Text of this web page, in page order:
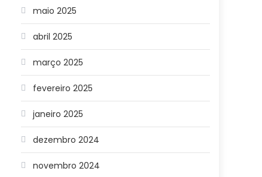
maio 2025
abril 2025
março 2025
fevereiro 2025
janeiro 2025
dezembro 2024
novembro 2024